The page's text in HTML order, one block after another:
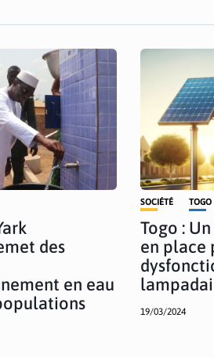
des
en eau
SOCIÉTÉ TOGO
Togo :
en place
19/03/2024